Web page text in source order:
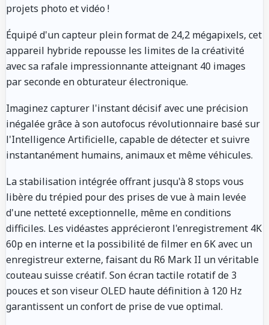
projets photo et vidéo !
Équipé d'un capteur plein format de 24,2 mégapixels, cet
appareil hybride repousse les limites de la créativité
avec sa rafale impressionnante atteignant 40 images
par seconde en obturateur électronique.
Imaginez capturer l'instant décisif avec une précision
inégalée grâce à son autofocus révolutionnaire basé sur
l'Intelligence Artificielle, capable de détecter et suivre
instantanément humains, animaux et même véhicules.
La stabilisation intégrée offrant jusqu'à 8 stops vous
libère du trépied pour des prises de vue à main levée
d'une netteté exceptionnelle, même en conditions
difficiles. Les vidéastes apprécieront l'enregistrement 4K
60p en interne et la possibilité de filmer en 6K avec un
enregistreur externe, faisant du R6 Mark II un véritable
couteau suisse créatif. Son écran tactile rotatif de 3
pouces et son viseur OLED haute définition à 120 Hz
garantissent un confort de prise de vue optimal.